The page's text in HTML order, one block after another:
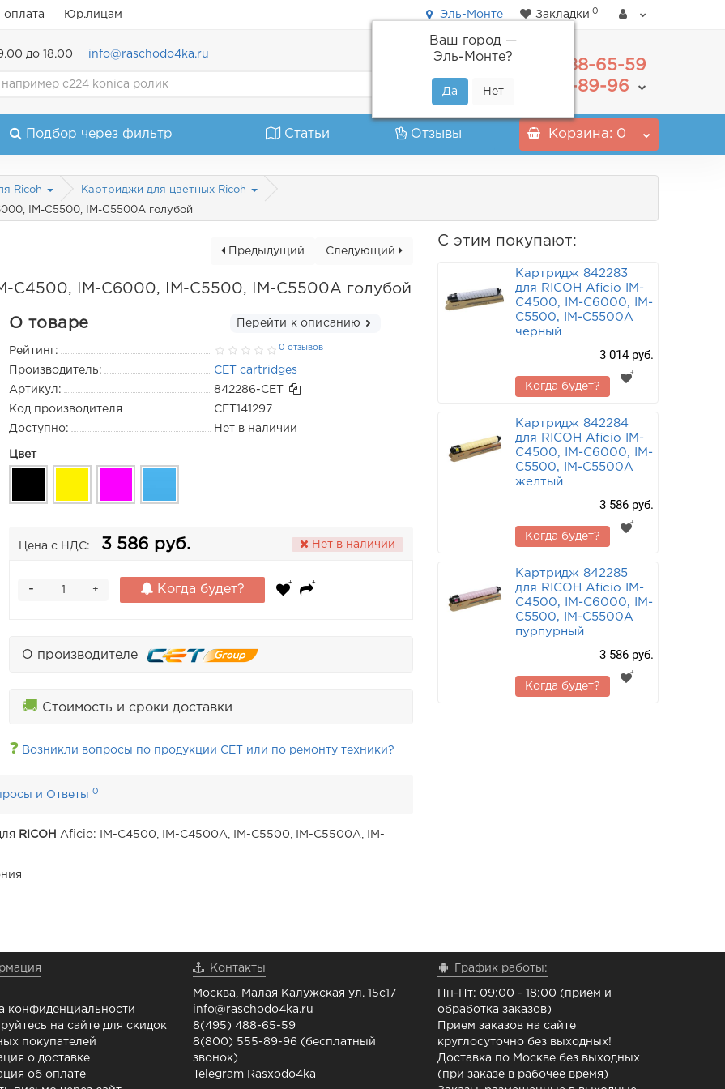
оплата Юр.лицам Эль-Монте
Ваш город —
Эль-Монте?
Закладки 0
до 18.00 info@raschodo4ka.ru
488-65-59
+7(800) 555-89-96
Подбор через фильтр Статьи Отзывы Корзина: 0
Ricoh Картриджи для цветных Ricoh
IM-C5500, IM-C5500A голубой
Следующий
Предыдущий
C4500, IM-C6000, IM-C5500, IM-C5500A голубой
О товаре Перейти к описанию
Рейтинг: 0 отзывов
Производитель:
CET cartridges
Артикул:
842286-CET
Код производителя
CET141297
Доступно:
Нет в наличии
Цвет
Цена с НДС: 3 586 руб. Нет в наличии
+
- Когда будет?
О производителе
🚚 Стоимость и сроки доставки
❓ Возникли вопросы по продукции CET или по ремонту техники?
и Ответы0
RICOH Aficio: IM-C4500, IM-C4500A, IM-C5500, IM-C5500A, IM-
С этим покупают:
Картридж 842283
для RICOH Aficio IM-
C4500, IM-C6000, IM-
C5500, IM-C5500A
черный
3 014 руб.
Когда будет?
Картридж 842284
для RICOH Aficio IM-
C4500, IM-C6000, IM-
C5500, IM-C5500A
желтый
3 586 руб.
Когда будет?
Картридж 842285
для RICOH Aficio IM-
C4500, IM-C6000, IM-
C5500, IM-C5500A
пурпурный
3 586 руб.
Когда будет?
конфиденциальности
на сайте для скидок
покупателей
о доставке
об оплате
Контакты
Москва, Малая Калужская ул. 15с17
info@raschodo4ka.ru
8(495) 488-65-59
8(800) 555-89-96 (бесплатный
звонок)
Telegram Rasxodo4ka
График работы:
Пн-Пт: 09:00 - 18:00 (прием и
обработка заказов)
Прием заказов на сайте
круглосуточно без выходных!
Доставка по Москве без выходных
(при заказе в рабочее время)